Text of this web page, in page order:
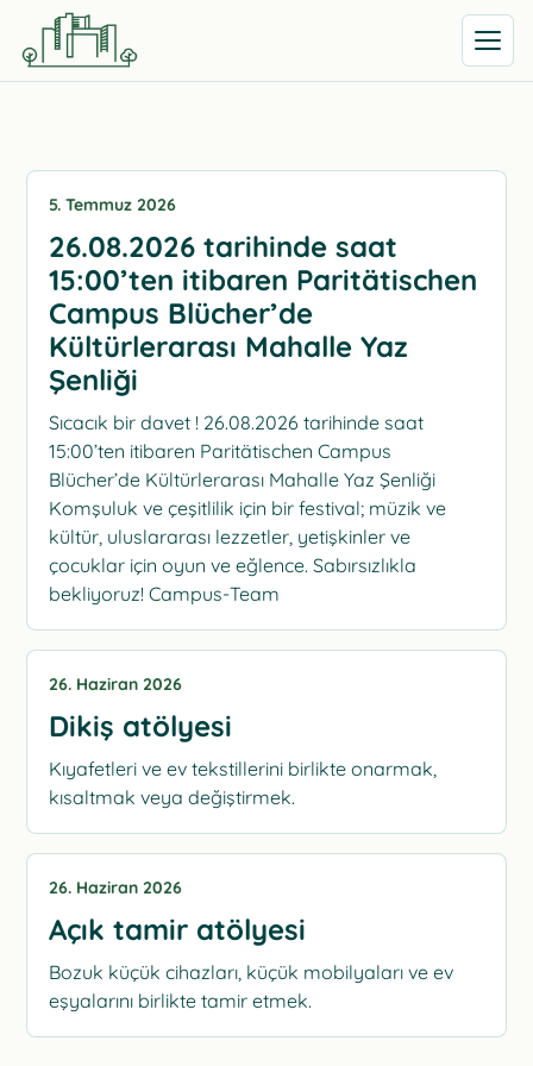
Menüyü
5. Temmuz 2026
26.08.2026 tarihinde saat
15:00’ten itibaren Paritätischen
Campus Blücher’de
Kültürlerarası Mahalle Yaz
Şenliği
Sıcacık bir davet ! 26.08.2026 tarihinde saat
15:00’ten itibaren Paritätischen Campus
Blücher’de Kültürlerarası Mahalle Yaz Şenliği
Komşuluk ve çeşitlilik için bir festival; müzik ve
kültür, uluslararası lezzetler, yetişkinler ve
çocuklar için oyun ve eğlence. Sabırsızlıkla
bekliyoruz! Campus-Team
26. Haziran 2026
Dikiş atölyesi
Kıyafetleri ve ev tekstillerini birlikte onarmak,
kısaltmak veya değiştirmek.
26. Haziran 2026
Açık tamir atölyesi
Bozuk küçük cihazları, küçük mobilyaları ve ev
eşyalarını birlikte tamir etmek.